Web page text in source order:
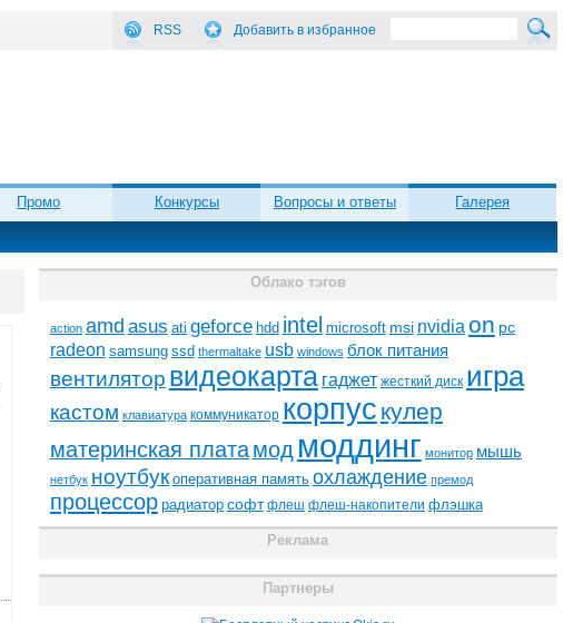
RSS Добавить в избранное
Промо Конкурсы Вопросы и ответы Галерея
Облако тэгов
action amd asus ati geforce hdd intel microsoft msi nvidia on pc
radeon samsung ssd thermaltake usb windows блок питания
вентилятор видеокарта гаджет жесткий диск игра
кастом клавиатура коммуникатор корпус кулер
материнская платамод моддинг монитор мышь
нетбук ноутбук оперативная память охлаждение премод
процессор радиатор софт флеш флеш-накопители флэшка
Реклама
Партнеры